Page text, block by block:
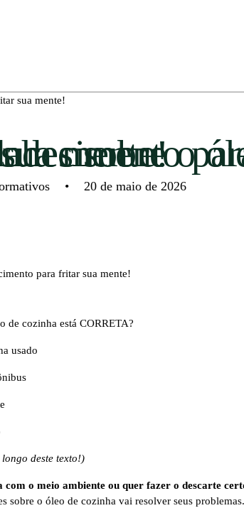
sua mente!
7 curiosidades sobre o óleo de cozinha: conhecimento para fritar sua mente!
• 20 de maio de 2026
de cozinha está CORRETA?
usado
deste texto!)
com o meio ambiente ou quer fazer o descarte
sobre o óleo de cozinha vai resolver seus